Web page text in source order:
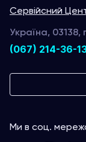
Сервійсний
Україна,
(067) 214-36-
Ми в соц.